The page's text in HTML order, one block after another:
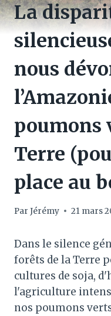
La
nous
poumons
Terre
place au
Par Jérémy 21 mars
Dans le silence
forêts de la Terre
cultures de soja,
l'agriculture
nos poumons